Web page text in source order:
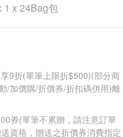
x 24Bag包
9折(單筆上限折$500)(部分商
/加價購/折價券/折扣碼併用)離
券(單筆不累贈，請注意訂單
資格，贈送之折價券消費指定